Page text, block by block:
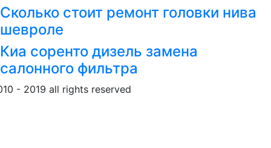
Сколько стоит ремонт головки нива
шевроле
Киа соренто дизель замена
салонного фильтра
- 2019 all rights reserved